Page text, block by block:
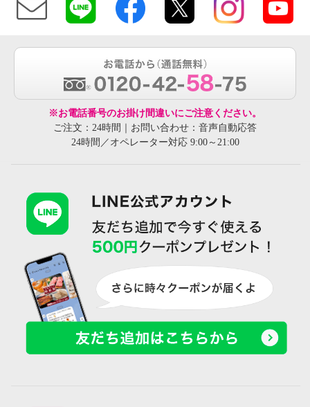
※お電話番号のお掛け間違いにご注意ください。
ご注文：24時間｜お問い合わせ：音声自動応答
24時間／オペレーター対応 9:00～21:00